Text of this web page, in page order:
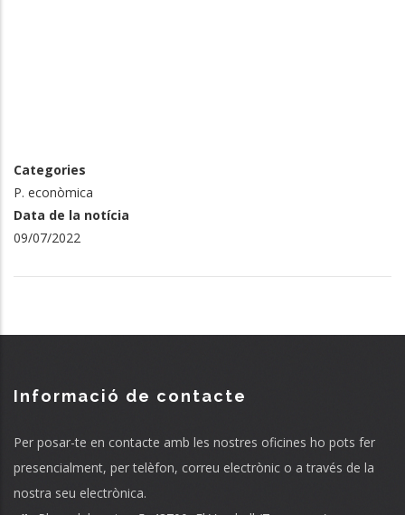
Categories
P. econòmica
Data de la notícia
09/07/2022
Informació de contacte
Per posar-te en contacte amb les nostres oficines ho pots fer
presencialment, per telèfon, correu electrònic o a través de la
nostra seu electrònica.